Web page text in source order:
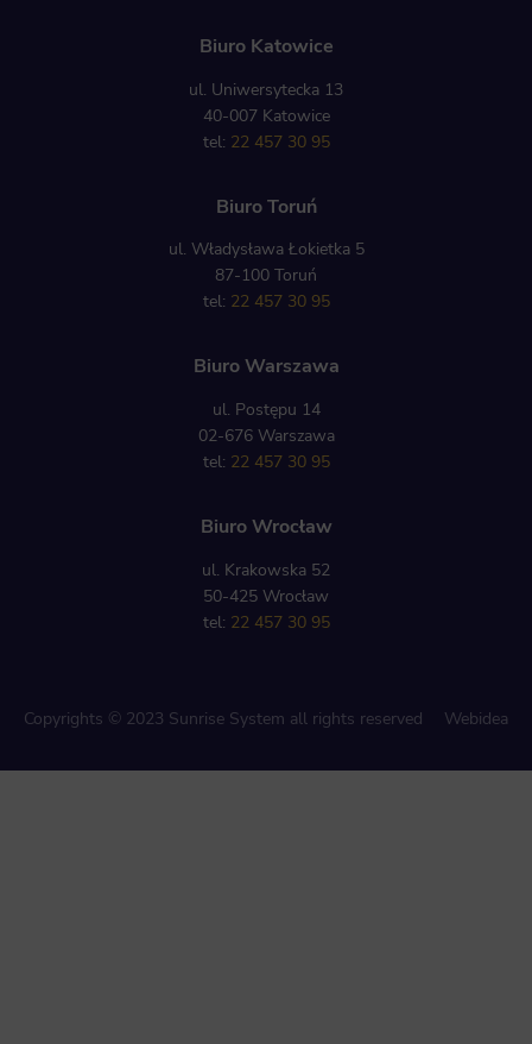
Biuro Katowice
ul. Uniwersytecka 13
40-007 Katowice
tel: 22 457 30 95
Biuro Toruń
ul. Władysława Łokietka 5
87-100 Toruń
tel: 22 457 30 95
Biuro Warszawa
ul. Postępu 14
02-676 Warszawa
tel: 22 457 30 95
Biuro Wrocław
ul. Krakowska 52
50-425 Wrocław
tel: 22 457 30 95
Copyrights © 2023 Sunrise System all rights reserved Webidea